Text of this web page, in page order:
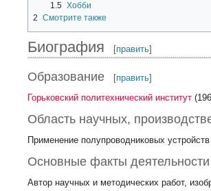
1.5 Хобби
2 Смотрите также
Биография [править]
Образование [править]
Горьковский политехнический институт
Область научных,
Применение полупроводниковых
Основные факты деятельности
Автор научных и методических работ,